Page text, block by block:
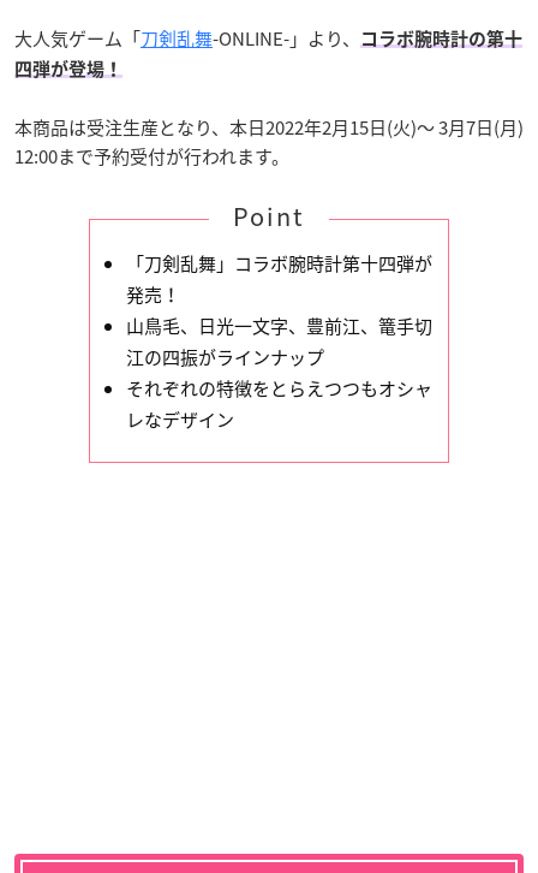
大人気ゲーム「刀剣乱舞-ONLINE-」より、
コラボ腕時計の第十
四弾が登場！
本商品は受注生産となり、本日2022年2月15日(火)〜 3月7日(月)
12:00まで予約受付が行われます。
Point
「刀剣乱舞」コラボ腕時計第十四弾が
発売！
山鳥毛、日光一文字、豊前江、篭手切
江の四振がラインナップ
それぞれの特徴をとらえつつもオシャ
レなデザイン